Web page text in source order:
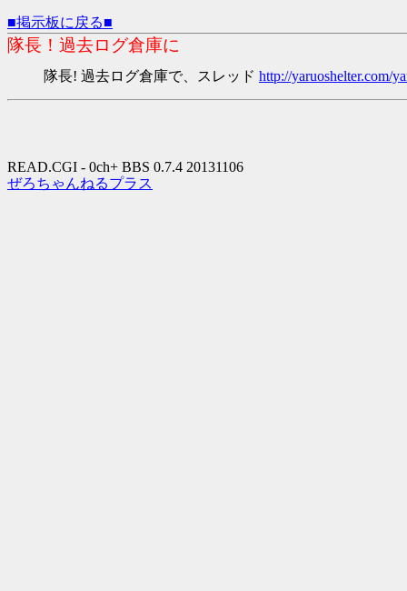
■掲示板に戻る■
隊長！過去ログ倉庫に
隊長! 過去ログ倉庫で、スレッド http://yaruoshelter.com/
READ.CGI - 0ch+ BBS 0.7.4 20131106
ぜろちゃんねるプラス